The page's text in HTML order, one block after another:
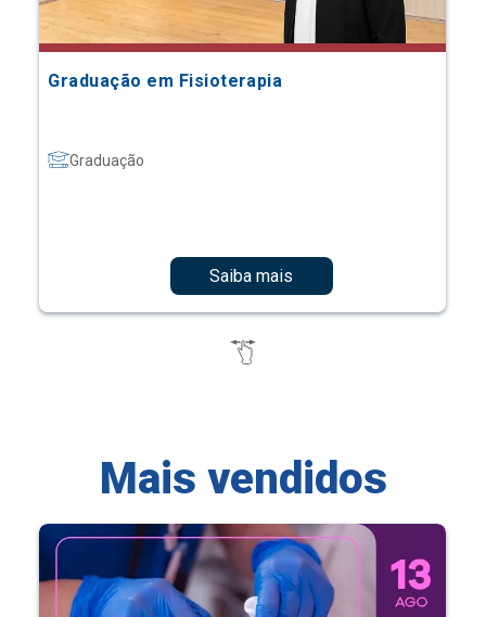
Graduação em Fisioterapia
Graduação
Saiba mais
Mais vendidos